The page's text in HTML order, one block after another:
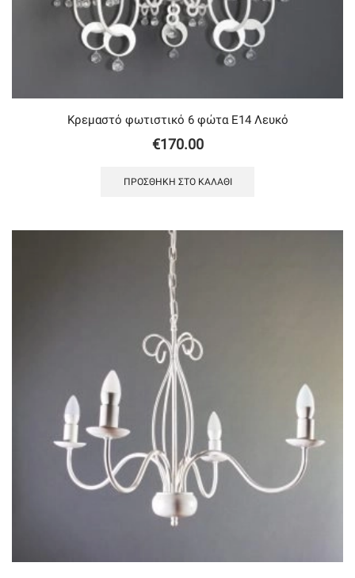
Κρεμαστό φωτιστικό 6 φώτα Ε14 Λευκό
€170.00
ΠΡΟΣΘΉΚΗ ΣΤΟ ΚΑΛΆΘΙ